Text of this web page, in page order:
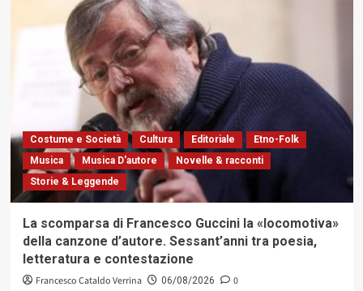
Costume e Società Cultura Editoriale
Etno-Folk
Musica
Musica D'autore
Novelle & racconti
Storie & Leggende
La scomparsa di Francesco Guccini la «locomotiva»
della canzone d’autore. Sessant’anni tra poesia,
letteratura e contestazione
Francesco Cataldo Verrina 06/08/2026 0